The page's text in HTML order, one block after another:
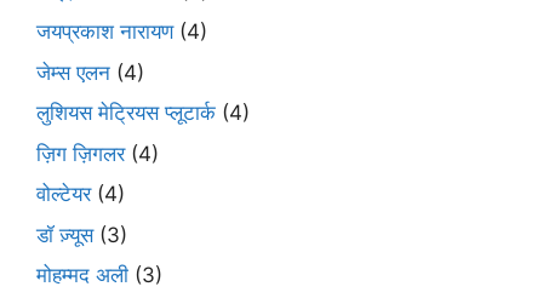
जयप्रकाश नारायण(4)
जेम्स एलन (4)
लुशियस मेट्रियस प्लूटार्क (4)
ज़िग ज़िगलर(4)
वोल्टेयर(4)
डॉ ज़्यूस(3)
मोहम्मद अली (3)